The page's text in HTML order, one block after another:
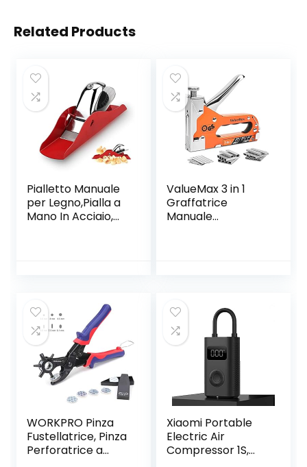
Related Products
Pialletto Manuale
per Legno,Pialla a
Mano In Acciaio,
Legno,Rifilatura,Pial
latura del Legno
ValueMax 3 in 1
Graffatrice
Manuale
Fissaggio,
Decorazione,
Lavorazione del
Legno, Mobili
WORKPRO Pinza
Fustellatrice, Pinza
Perforatrice a
Xiaomi Portable
Electric Air
Compressor 1S,